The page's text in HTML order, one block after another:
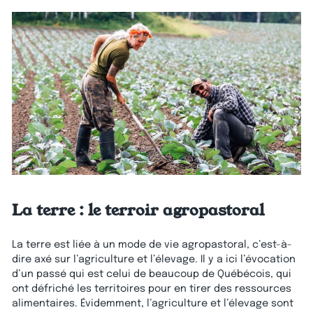
La terre : le terroir agropastoral
La terre est liée à un mode de vie agropastoral, c’est-à-
dire axé sur l’agriculture et l’élevage. Il y a ici l’évocation
d’un passé qui est celui de beaucoup de Québécois, qui
ont défriché les territoires pour en tirer des ressources
alimentaires. Évidemment, l’agriculture et l’élevage sont